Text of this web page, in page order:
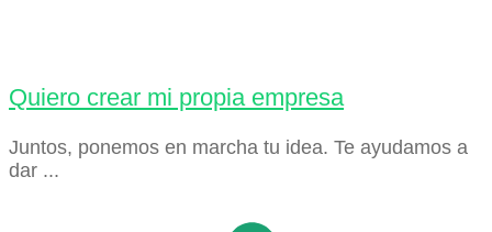
Quiero crear mi propia empresa
Juntos, ponemos en marcha tu idea. Te ayudamos a
dar ...